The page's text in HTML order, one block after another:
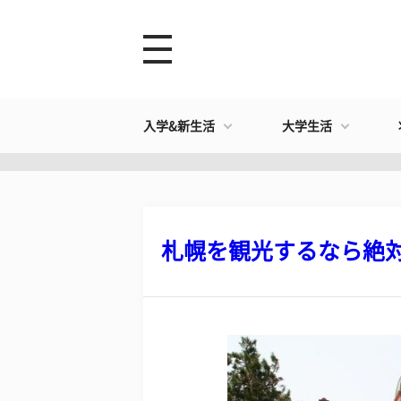
入学&新生活 大学生活
札幌を観光するなら絶